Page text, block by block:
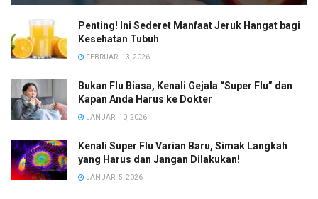
Penting! Ini Sederet Manfaat Jeruk Hangat bagi
Kesehatan Tubuh
FEBRUARI 13, 2026
Bukan Flu Biasa, Kenali Gejala “Super Flu” dan
Kapan Anda Harus ke Dokter
JANUARI 10, 2026
Kenali Super Flu Varian Baru, Simak Langkah
yang Harus dan Jangan Dilakukan!
JANUARI 5, 2026